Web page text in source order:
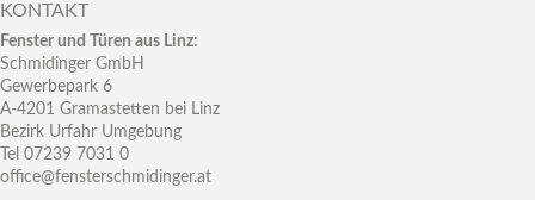
KONTAKT
Fenster und Türen aus Linz:
Schmidinger GmbH
Gewerbepark 6
A-4201 Gramastetten bei Linz
Bezirk Urfahr Umgebung
Tel 07239 7031 0
office@fensterschmidinger.at